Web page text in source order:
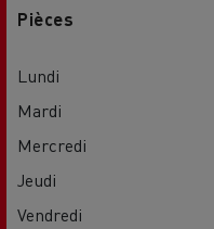
Pièces
Lundi
Mardi
Mercredi
Jeudi
Vendredi